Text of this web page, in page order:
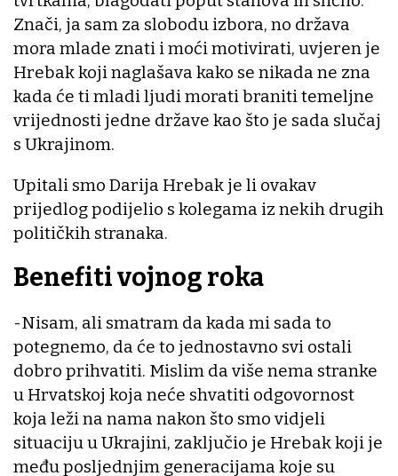
Znači, ja sam za slobodu izbora, no država
mora mlade znati i moći motivirati, uvjeren je
Hrebak koji naglašava kako se nikada ne zna
kada će ti mladi ljudi morati braniti temeljne
vrijednosti jedne države kao što je sada slučaj
s Ukrajinom.
Upitali smo Darija Hrebak je li ovakav
prijedlog podijelio s kolegama iz nekih drugih
političkih stranaka.
Benefiti vojnog roka
-Nisam, ali smatram da kada mi sada to
potegnemo, da će to jednostavno svi ostali
dobro prihvatiti. Mislim da više nema stranke
u Hrvatskoj koja neće shvatiti odgovornost
koja leži na nama nakon što smo vidjeli
situaciju u Ukrajini, zaključio je Hrebak koji je
među posljednjim generacijama koje su